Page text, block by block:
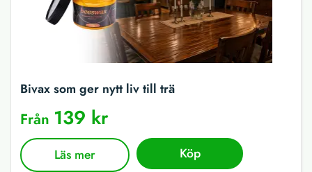
Bivax som ger nytt liv till trä
Från 139 kr
Läs mer Köp